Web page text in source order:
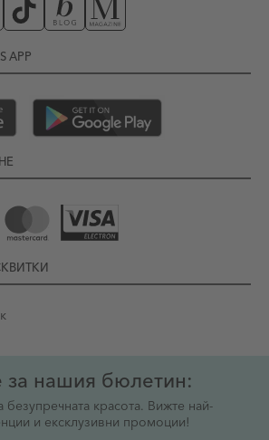
APP
за нашия бюлетин:
безупречната красота. Вижте най-
и ексклузивни промоции!